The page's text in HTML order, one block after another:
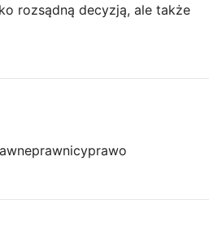
rozsądną decyzją, ale także
prawnicyprawo